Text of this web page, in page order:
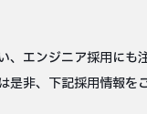
、エンジニア採用にも
是非、下記採用情報を